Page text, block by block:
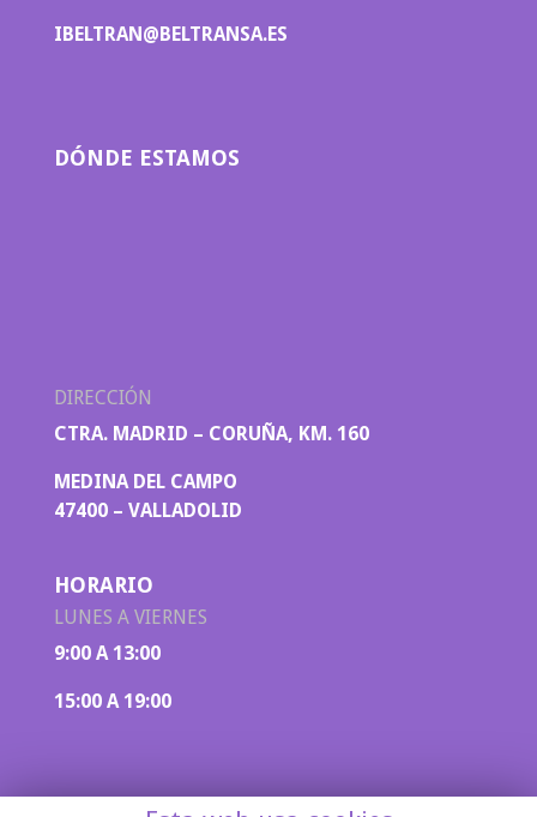
IBELTRAN@BELTRANSA.ES
DÓNDE ESTAMOS
DIRECCIÓN
CTRA. MADRID – CORUÑA, KM. 160
MEDINA DEL CAMPO
47400 – VALLADOLID
HORARIO
LUNES A VIERNES
9:00 A 13:00
15:00 A 19:00